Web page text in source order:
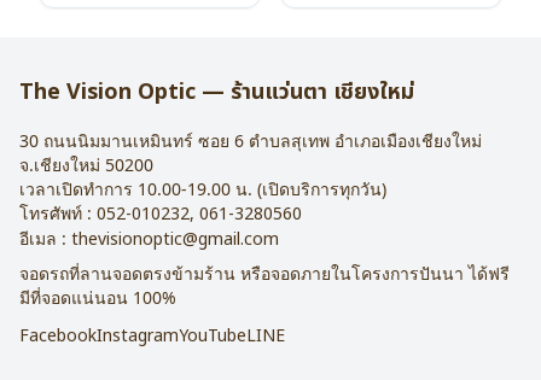
อุปกรณ์ : กล่องแว่น , ผ้าเช็ดแว่น
อุปกรณ์ : กล่องแว่น , ผ้าเช็ดแว่น
The Vision Optic — ร้านแว่นตา เชียงใหม่
30 ถนนนิมมานเหมินทร์ ซอย 6 ตำบลสุเทพ อำเภอเมืองเชียงใหม่
จ.เชียงใหม่ 50200
เวลาเปิดทำการ 10.00-19.00 น. (เปิดบริการทุกวัน)
โทรศัพท์ : 052-010232, 061-3280560
อีเมล : thevisionoptic@gmail.com
จอดรถที่ลานจอดตรงข้ามร้าน หรือจอดภายในโครงการปันนา ได้ฟรี
มีที่จอดแน่นอน 100%
FacebookInstagramYouTubeLINE